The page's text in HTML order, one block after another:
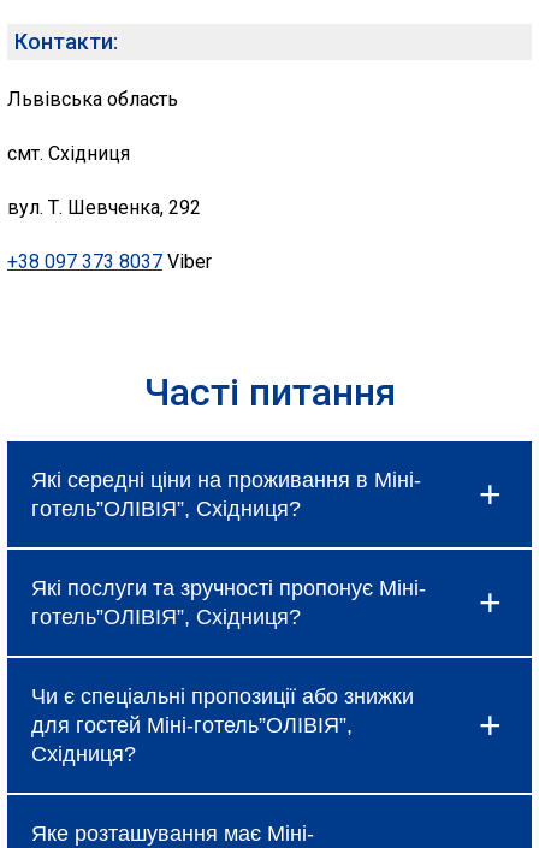
Контакти:
Львівська область
смт. Східниця
вул. Т. Шевченка, 292
+38 097 373 8037 Viber
Часті питання
Які середні ціни на проживання в Міні-
готель”ОЛІВІЯ”, Східниця?
коливаються і залежать від вибраного типу
номеру, сезону та наявності спеціальних
пропозицій, про які можна дізнатися під час
бронювання.
Які послуги та зручності пропонує Міні-
готель”ОЛІВІЯ”, Східниця?
безкоштовний Wi-Fi, щоденне прибирання та
сніданок (за тарифом). Крім того, в Міні-
готель”ОЛІВІЯ”, Східниця доступні додаткові
зручності: ресторан, бар, спа-салон, фітнес-
центр, конференц-зали та трансфер до
Чи є спеціальні пропозиції або знижки
для гостей Міні-готель”ОЛІВІЯ”,
Східниця?
пропонує акційні тарифи, знижки при ранньому
Яке розташування має Міні-